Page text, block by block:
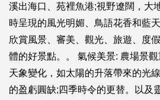
溪出海口、苑裡魚港;視野遼闊，大
時呈現的風光明媚、鳥語花香和藍
欣賞風景、審美、觀光、旅遊、度
體的好景點。。 氣候美景: 農場景
天象變化，如太陽的升落帶來的光
的盈虧圓缺;四季時令的更替。以及